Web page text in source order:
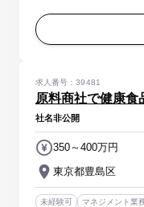
の業務になりますが
勉強するため...
原料商社で健康食
求人番号：39481
社名非公開
東京都豊島区
350～400万円
未経験可 マネジメント業